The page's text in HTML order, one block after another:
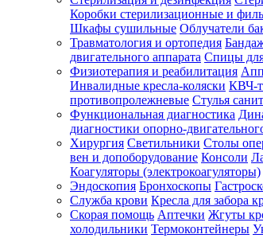
Зарегистрироваться
Зачем
регистрироваться?
Все
покупки
в
одном
месте
Личный
Коробки стерилизационные и
Шкафы сушильные Облучатели
Травматология и ортопедия
двигательного аппарата Спицы
Физиотерапия и реабилитация
Инвалидные кресла-коляски КВЧ-
противопролежневые Стулья
Функциональная диагностика
диагностики опорно-
Хирургия Светильники Столы
вен и допоборудование Консоли
Коагуляторы (электрокоагуляторы)
Эндоскопия Бронхоскопы
Служба крови Кресла для забора
Скорая помощь Аптечки Жгуты
холодильники Термоконтейнеры